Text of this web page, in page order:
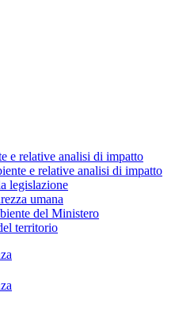
e relative analisi di impatto
e relative analisi di impatto
legislazione
umana
del Ministero
territorio